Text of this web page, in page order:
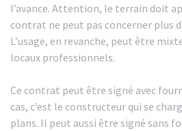
l’avance. Attention, le terrain doit
contrat ne peut pas concerner plus
L’usage, en revanche, peut être
locaux professionnels.
Ce contrat peut être signé avec
cas, c’est le constructeur qui se
plans. Il peut aussi être signé sans